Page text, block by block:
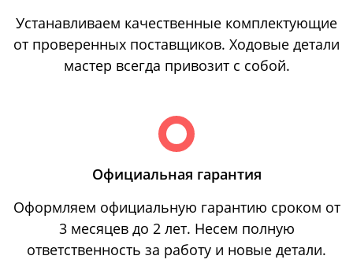
Устанавливаем качественные комплектующие
от проверенных поставщиков. Ходовые детали
мастер всегда привозит с собой.
Официальная гарантия
Оформляем официальную гарантию сроком от
3 месяцев до 2 лет. Несем полную
ответственность за работу и новые детали.